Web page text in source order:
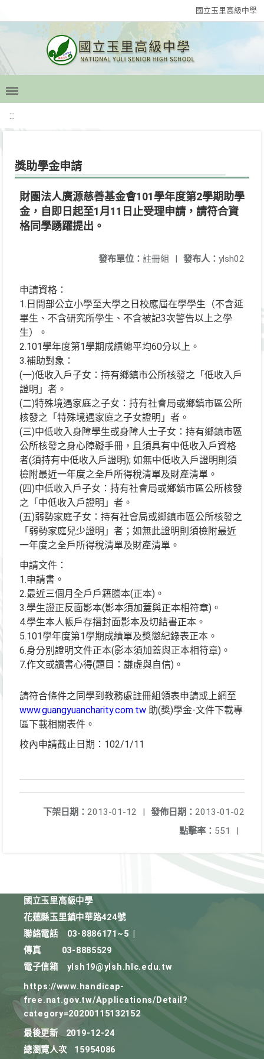
國立玉里高級中學
:::
獎助學金申請
財團法人廣源慈善基金會101學年度第2學期助學
金，自即日起至1月11日止受理申請，請符合資
格同學踴躍提出。
發布人： ylsh02
發布單位： 註冊組 |
申請資格：
1.日間部公立小學至大學之日校應屆在學學生（不含延
畢生、不含研究所學生、不含被記3次警告以上之學
生）。
2.101學年度第1學期成績總平均60分以上。
3.補助對象：
(一)低收入戶子女：持有鄉鎮市公所核發之「低收入戶
證明」者。
(二)特殊境遇家庭之子女：持有社會局或鄉鎮市區公所
核發之「特殊境遇家庭之子女證明」者。
(三)中低收入身障學生或身障人士子女：持有鄉鎮市區
公所核發之身心障礙手冊，且須具有中低收入戶資格
者(須持有中低收入戶證明); 如無中低收入戶證明則須
檢附最近一年度之全戶所得稅清單及財產清單。
(四)中低收入戶子女：持有社會局或鄉鎮市區公所核發
之「中低收入戶證明」者。
(五)弱勢家庭子女：持有社會局或鄉鎮市區公所核發之
「弱勢家庭兒少證明」者；如無此證明則須檢附最近
一年度之全戶所得稅清單及財產清單。
申請文件：
1.申請書。
2.最近三個月全戶戶籍謄本(正本)。
3.學生證正反面影本(影本須加蓋與正本相符章)。
4.學生本人帳戶存摺封面影本及切結書正本。
5.101學年度第1學期成績單及獎懲紀錄表正本。
6.身分別證明文件正本(影本須加蓋與正本相符章)。
7.作文或讀書心得(題目：謙虛與自信)。
請符合條件之同學到教務處註冊組領表申請或上網至
www.guangyuancharity.com.tw 助(獎)學金-文件下載專
區下載相關表件。
校內申請截止日期：102/1/11
發佈日期： 2013-01-02
下架日期： 2013-01-12
|
點擊率： 551 |
國立玉里高級中學
花蓮縣玉里鎮中華路424號
聯絡電話
03-8886171~5
傳真
03-8885529
電子信箱
ylsh19@ylsh.hlc.edu.tw
https://www.handicap-
free.nat.gov.tw/Applications/Detail?
category=20200115132152
最後更新
2019-12-24
總瀏覽人次
15954086